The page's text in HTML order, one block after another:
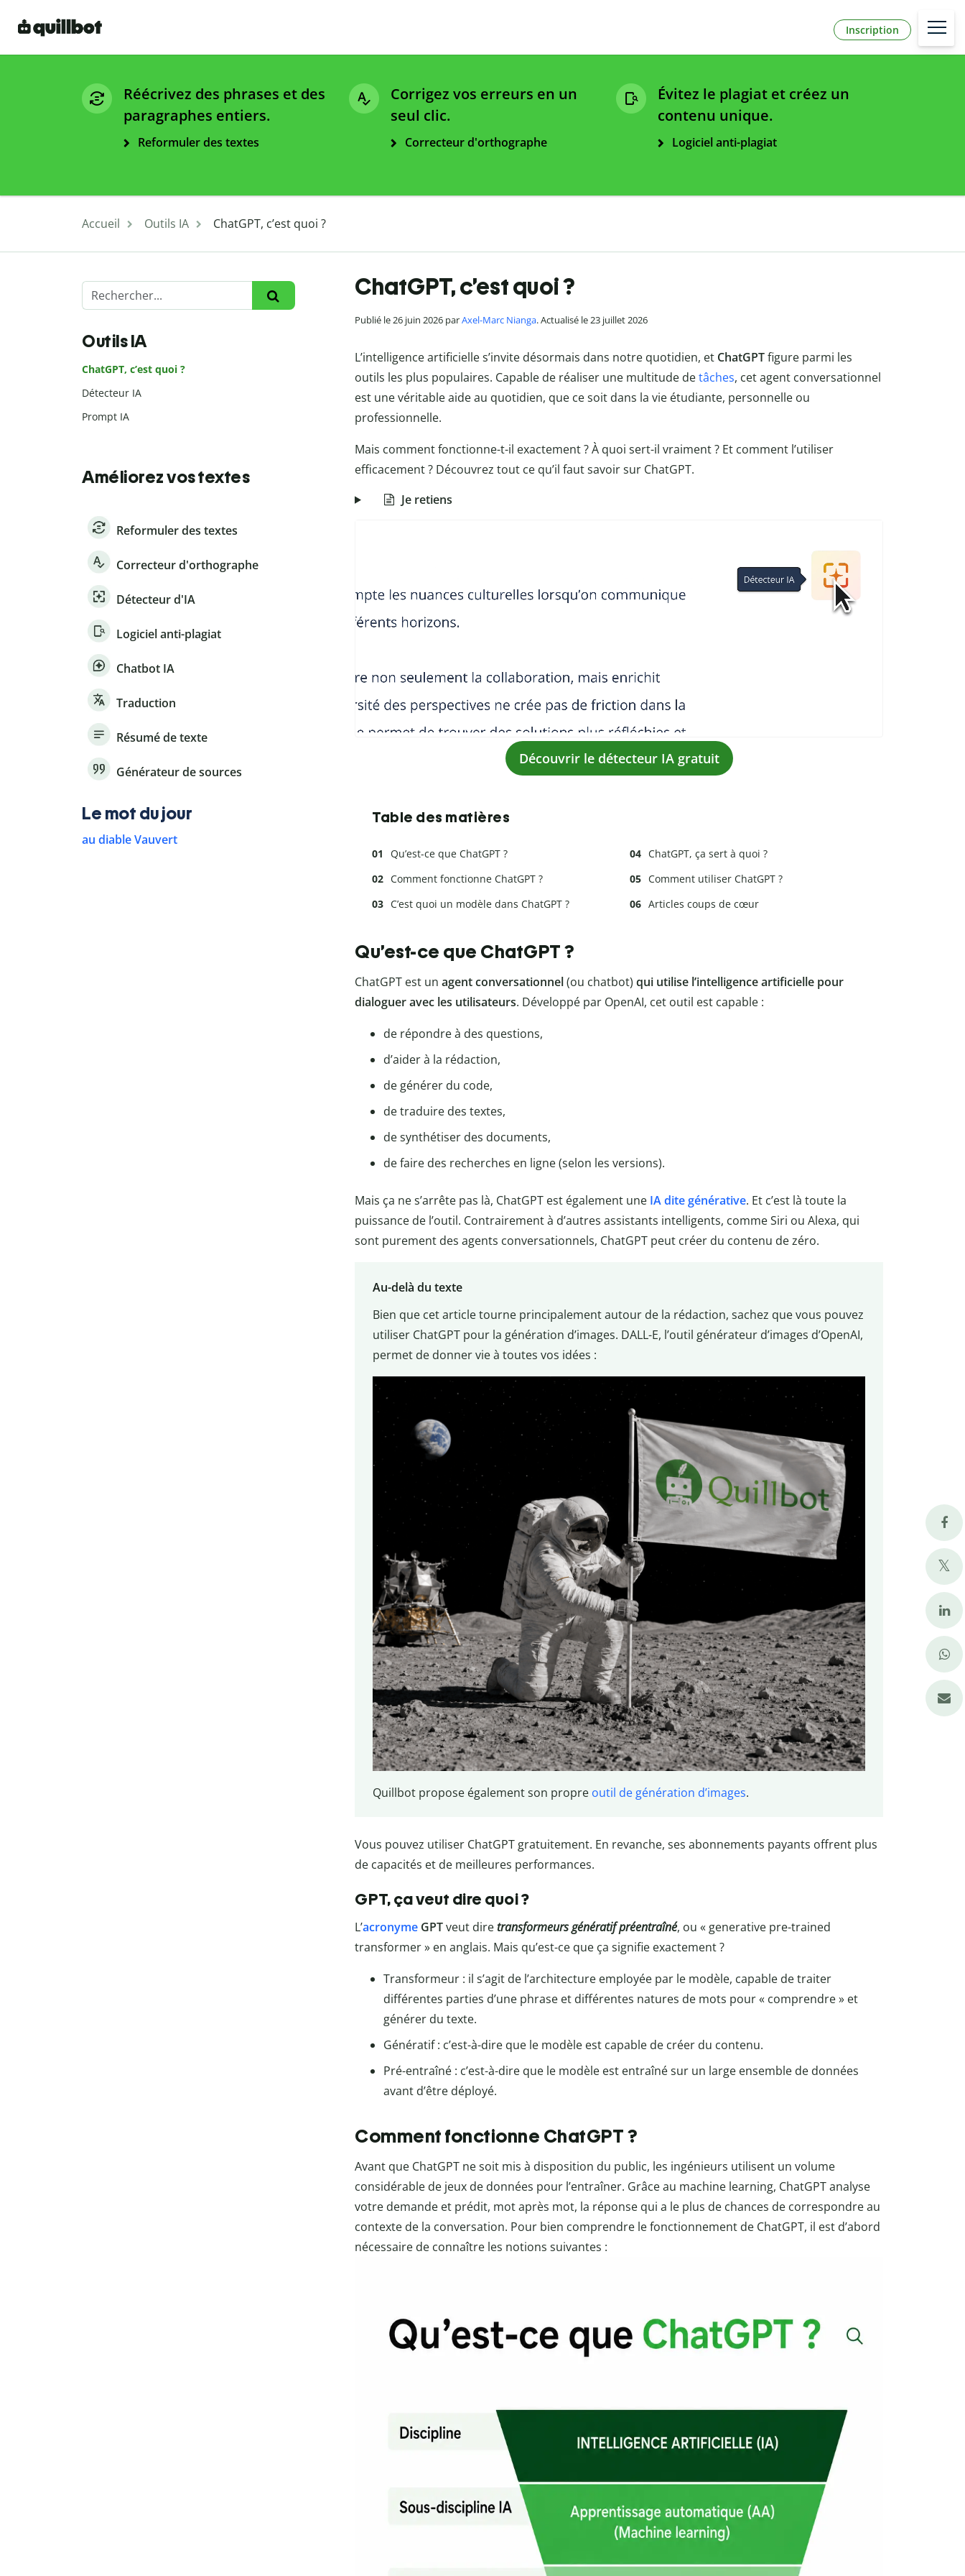
Inscription
Réécrivez des phrases et des
paragraphes entiers.
Reformuler des textes
Corrigez vos erreurs en un
seul clic.
Correcteur d'orthographe
Évitez le plagiat et créez un
contenu unique.
Logiciel anti-plagiat
Accueil Outils IA ChatGPT, c’est quoi ?
ChatGPT, c’est quoi ?
Publié le 26 juin 2026 parAxel-Marc Nianga. Actualisé le 23 juillet 2026
L’intelligence artificielle s’invite désormais dans notre quotidien, et ChatGPTfigure parmi les
outils les plus populaires. Capable de réaliser une multitude detâches, cet agent conversationnel
est une véritable aide au quotidien, que ce soit dans la vie étudiante, personnelle ou
professionnelle.
Mais comment fonctionne-t-il exactement ? À quoi sert-il vraiment ? Et comment l’utiliser
efficacement ? Découvrez tout ce qu’il faut savoir sur ChatGPT.
Je retiens
Découvrir le détecteur IA gratuit
Table des matières
Qu’est-ce que ChatGPT ?
Comment fonctionne ChatGPT ?
C’est quoi un modèle dans ChatGPT ?
ChatGPT, ça sert à quoi ?
Comment utiliser ChatGPT ?
Articles coups de cœur
Qu’est-ce que ChatGPT ?
ChatGPT est un agent conversationnel(ou chatbot) qui utilise l’intelligence artificielle pour
dialoguer avec les utilisateurs. Développé par OpenAI, cet outil est capable :
de répondre à des questions,
d’aider à la rédaction,
de générer du code,
de traduire des textes,
de synthétiser des documents,
de faire des recherches en ligne (selon les versions).
Mais ça ne s’arrête pas là, ChatGPT est également une IA dite générative. Et c’est là toute la
puissance de l’outil. Contrairement à d’autres assistants intelligents, comme Siri ou Alexa, qui
sont purement des agents conversationnels, ChatGPT peut créer du contenu de zéro.
Au-delà du texte
Bien que cet article tourne principalement autour de la rédaction, sachez que vous pouvez
utiliser ChatGPT pour la génération d’images. DALL-E, l’outil générateur d’images d’OpenAI,
permet de donner vie à toutes vos idées :
Quillbot propose également son propre outil de génération d’images.
Vous pouvez utiliser ChatGPT gratuitement. En revanche, ses abonnements payants offrent plus
de capacités et de meilleures performances.
GPT, ça veut dire quoi ?
L’acronyme GPTveut diretransformeurs génératif préentraîné, ou « generative pre-trained
transformer » en anglais. Mais qu’est-ce que ça signifie exactement ?
Transformeur : il s’agit de l’architecture employée par le modèle, capable de traiter
différentes parties d’une phrase et différentes natures de mots pour « comprendre » et
générer du texte.
Génératif : c’est-à-dire que le modèle est capable de créer du contenu.
Pré-entraîné : c’est-à-dire que le modèle est entraîné sur un large ensemble de données
avant d’être déployé.
Comment fonctionne ChatGPT ?
Avant que ChatGPT ne soit mis à disposition du public, les ingénieurs utilisent un volume
considérable de jeux de données pour l’entraîner. Grâce au machine learning, ChatGPT analyse
votre demande et prédit, mot après mot, la réponse qui a le plus de chances de correspondre au
contexte de la conversation. Pour bien comprendre le fonctionnement de ChatGPT, il est d’abord
nécessaire de connaître les notions suivantes :
Outils IA
ChatGPT, c’est quoi ?
Détecteur IA
Prompt IA
Améliorez vos textes
Reformuler des textes
Correcteur d'orthographe
Détecteur d'IA
Logiciel anti-plagiat
Chatbot IA
Traduction
Résumé de texte
Générateur de sources
Le mot du jour
au diable Vauvert